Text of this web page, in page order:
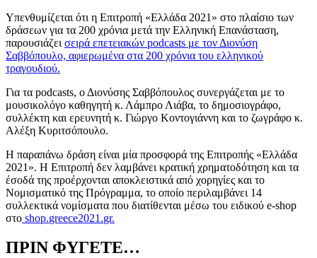
Υπενθυμίζεται ότι η Επιτροπή «Ελλάδα 2021» στο πλαίσιο των
δράσεων για τα 200 χρόνια μετά την Ελληνική Επανάσταση,
παρουσιάζει σειρά επετειακών podcasts με τον Διονύση
Σαββόπουλο, αφιερωμένα στα 200 χρόνια του ελληνικού
τραγουδιού.
Για τα podcasts, ο Διονύσης Σαββόπουλος συνεργάζεται με το
μουσικολόγο καθηγητή κ. Λάμπρο Λιάβα, το δημοσιογράφο,
συλλέκτη και ερευνητή κ. Γιώργο Κοντογιάννη και το ζωγράφο κ.
Αλέξη Κυριτσόπουλο.
Η παραπάνω δράση είναι μία προσφορά της Επιτροπής «Ελλάδα
2021». Η Επιτροπή δεν λαμβάνει κρατική χρηματοδότηση και τα
έσοδά της προέρχονται αποκλειστικά από χορηγίες και το
Νομισματικό της Πρόγραμμα, το οποίο περιλαμβάνει 14
συλλεκτικά νομίσματα που διατίθενται μέσω του ειδικού e-shop
στο shop.greece2021.gr.
ΠΡΙΝ ΦΥΓΕΤΕ…